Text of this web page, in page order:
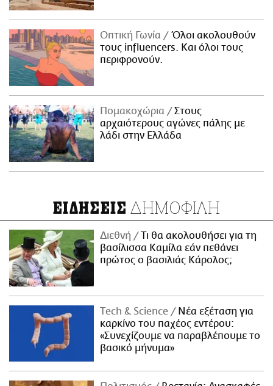
Οπτική Γωνία
Όλοι ακολουθούν
τους influencers. Και όλοι τους
περιφρονούν.
Πομακοχώρια
Στους
αρχαιότερους αγώνες πάλης με
λάδι στην Ελλάδα
ΕΙΔΗΣΕΙΣ ΔΗΜΟΦΙΛΗ
Διεθνή
Τι θα ακολουθήσει για τη
βασίλισσα Καμίλα εάν πεθάνει
πρώτος ο βασιλιάς Κάρολος;
Τech & Science
Νέα εξέταση για
καρκίνο του παχέος εντέρου:
«Συνεχίζουμε να παραβλέπουμε το
βασικό μήνυμα»